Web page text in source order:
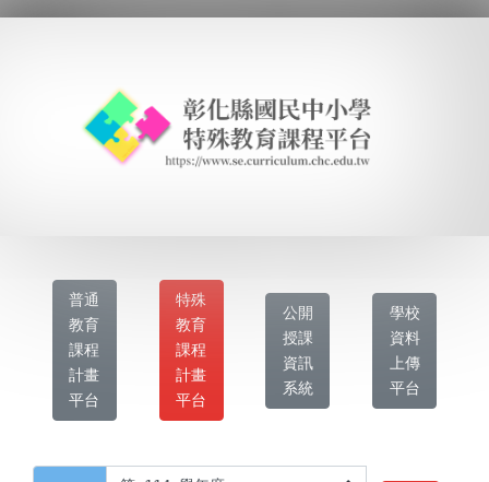
普通
教育
課程
計畫
平台
特殊
教育
課程
計畫
平台
公開
授課
資訊
系統
學校
資料
上傳
平台